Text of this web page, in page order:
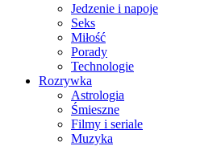
Jedzenie i napoje
Seks
Miłość
Porady
Technologie
Rozrywka
Astrologia
Śmieszne
Filmy i seriale
Muzyka